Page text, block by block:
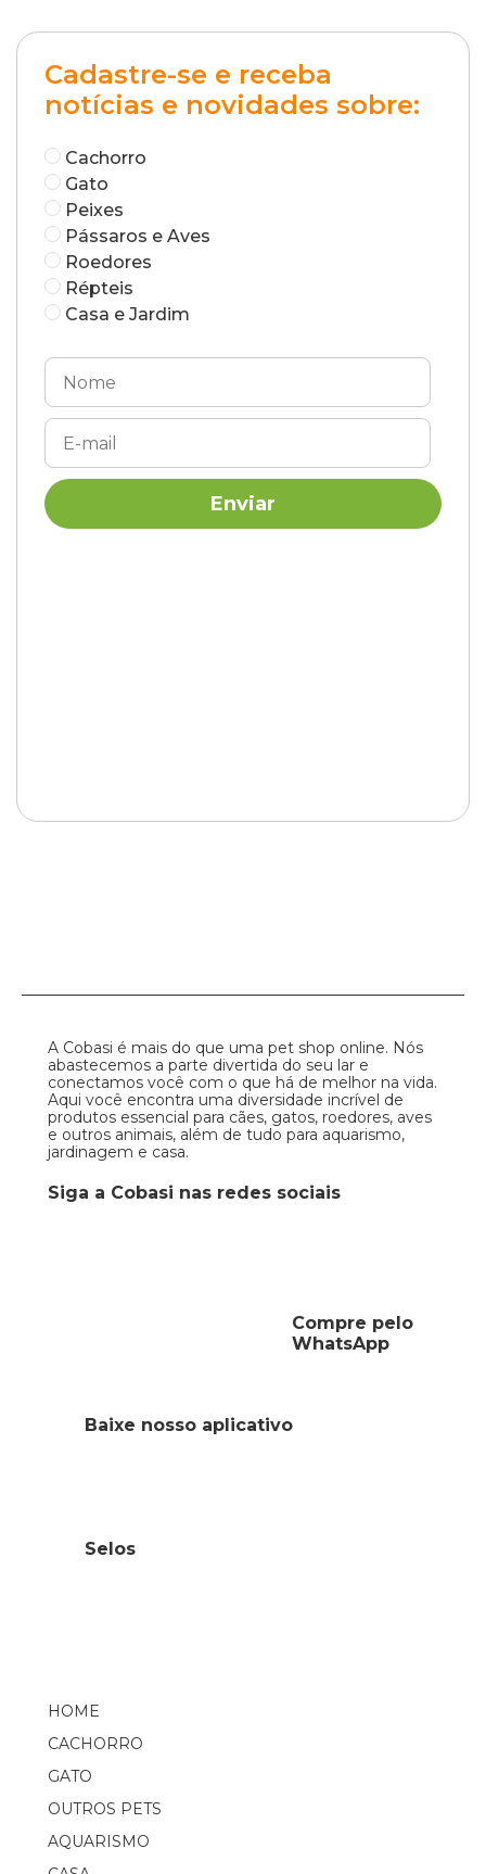
Cadastre-se e receba
notícias e novidades sobre:
Cachorro
Gato
Peixes
Pássaros e Aves
Roedores
Répteis
Casa e Jardim
A Cobasi é mais do que uma pet shop online. Nós
abastecemos a parte divertida do seu lar e
conectamos você com o que há de melhor na vida.
Aqui você encontra uma diversidade incrível de
produtos essencial para cães, gatos, roedores, aves
e outros animais, além de tudo para aquarismo,
jardinagem e casa.
Siga a Cobasi nas redes sociais
Compre pelo
WhatsApp
HOME
CACHORRO
GATO
OUTROS PETS
AQUARISMO
Baixe nosso aplicativo
Selos